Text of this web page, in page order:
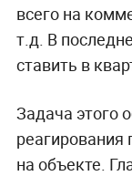
всего на
т.д. В
ставить в
Задача этого
реагирования
на объекте.